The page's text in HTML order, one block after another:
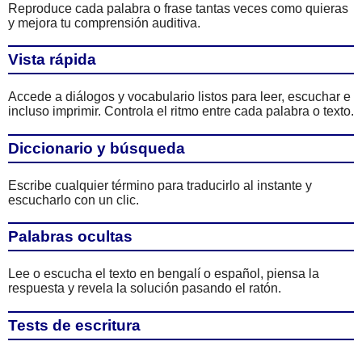
Reproduce cada palabra o frase tantas veces como quieras
y mejora tu comprensión auditiva.
Vista rápida
Accede a diálogos y vocabulario listos para leer, escuchar e
incluso imprimir. Controla el ritmo entre cada palabra o texto.
Diccionario y búsqueda
Escribe cualquier término para traducirlo al instante y
escucharlo con un clic.
Palabras ocultas
Lee o escucha el texto en bengalí o español, piensa la
respuesta y revela la solución pasando el ratón.
Tests de escritura